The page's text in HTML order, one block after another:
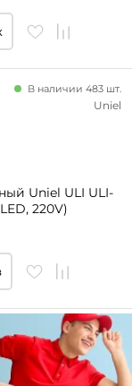
Uniel ULI ULI-
220V)
В наличии 483 шт.
Uniel